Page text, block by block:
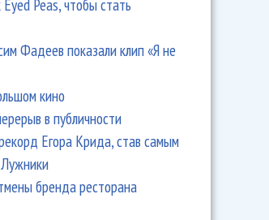
Peas, чтобы стать
Фадеев показали клип «Я не
кино
в публичности
Егора Крида, став самым
бренда ресторана